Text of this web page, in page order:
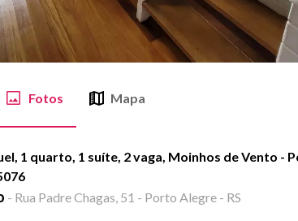
Fotos Mapa
1 quarto, 1 suíte, 2 vaga, Moinhos de Vento -
- Rua Padre Chagas, 51 - Porto Alegre - RS